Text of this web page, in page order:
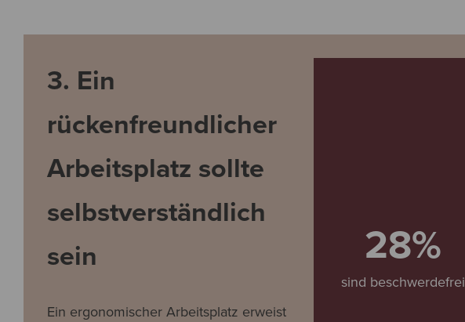
3. Ein
rückenfreundlicher
Arbeitsplatz sollte
selbstverständlich
sein
Ein ergonomischer Arbeitsplatz erweist
28%
sind beschwerdefrei